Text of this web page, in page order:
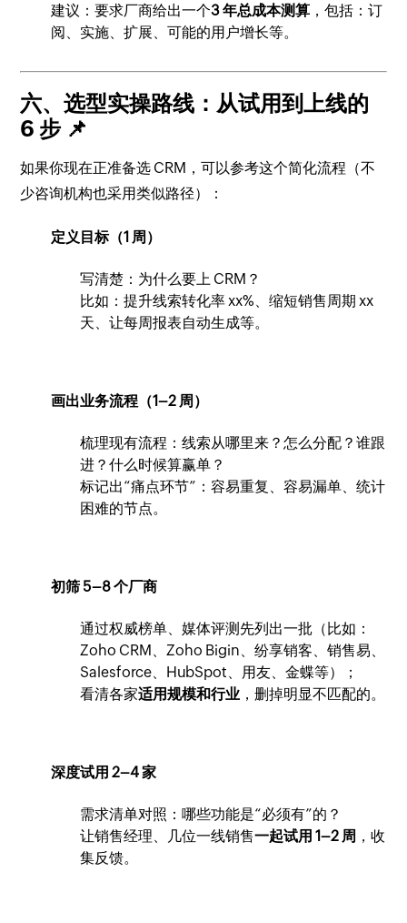
建议：要求厂商给出一个3 年总成本测算 ，包括：订
阅、实施、扩展、可能的用户增长等。
六、选型实操路线：从试用到上线的
6 步 📌
如果你现在正准备选 CRM，可以参考这个简化流程（不
少咨询机构也采用类似路径）：
定义目标（1 周）
写清楚：为什么要上 CRM？
比如：提升线索转化率 xx%、缩短销售周期 xx
天、让每周报表自动生成等。
画出业务流程（1–2 周）
梳理现有流程：线索从哪里来？怎么分配？谁跟
进？什么时候算赢单？
标记出“痛点环节”：容易重复、容易漏单、统计
困难的节点。
初筛 5–8 个厂商
通过权威榜单、媒体评测先列出一批（比如：
Zoho CRM、Zoho Bigin、纷享销客、销售易、
Salesforce、HubSpot、用友、金蝶等）；
看清各家适用规模和行业 ，删掉明显不匹配的。
深度试用 2–4 家
需求清单对照：哪些功能是“必须有”的？
让销售经理、几位一线销售一起试用 1–2 周 ，收
集反馈。